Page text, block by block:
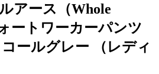
アース（Whole
ートワーカーパンツ
ールグレー （レディ